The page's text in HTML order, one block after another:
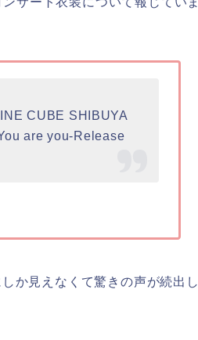
CUBE SHIBUYA
are you-Release
か見えなくて驚きの声が続出し